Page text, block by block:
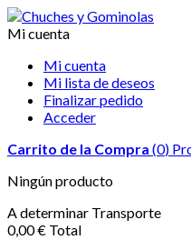
Mi cuenta
Mi cuenta
Mi lista de deseos
Finalizar pedido
Acceder
Carrito de la Compra (0)
Ningún producto
A determinar Transporte
0,00 € Total